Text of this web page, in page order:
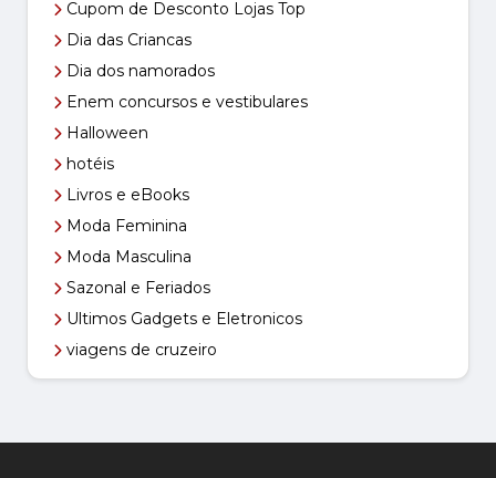
Cupom de Desconto Lojas Top
Dia das Criancas
Dia dos namorados
Enem concursos e vestibulares
Halloween
hotéis
Livros e eBooks
Moda Feminina
Moda Masculina
Sazonal e Feriados
Ultimos Gadgets e Eletronicos
viagens de cruzeiro